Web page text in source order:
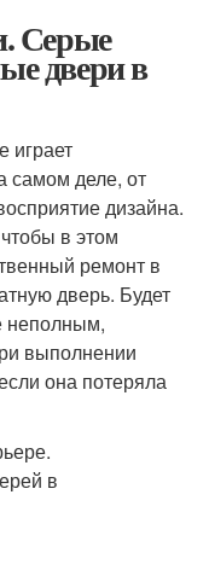
Серые
двери в
играет
самом деле, от
дизайна.
в этом
ремонт в
дверь. Будет
неполным,
выполнении
она потеряла